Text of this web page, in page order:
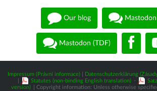
Our blog
Mastodon (TDF)
Impressum (Právní informace)
Datenschutzerklärung
Statutes (non-binding English translation) -
version)
| Copyright information: Unless otherwise